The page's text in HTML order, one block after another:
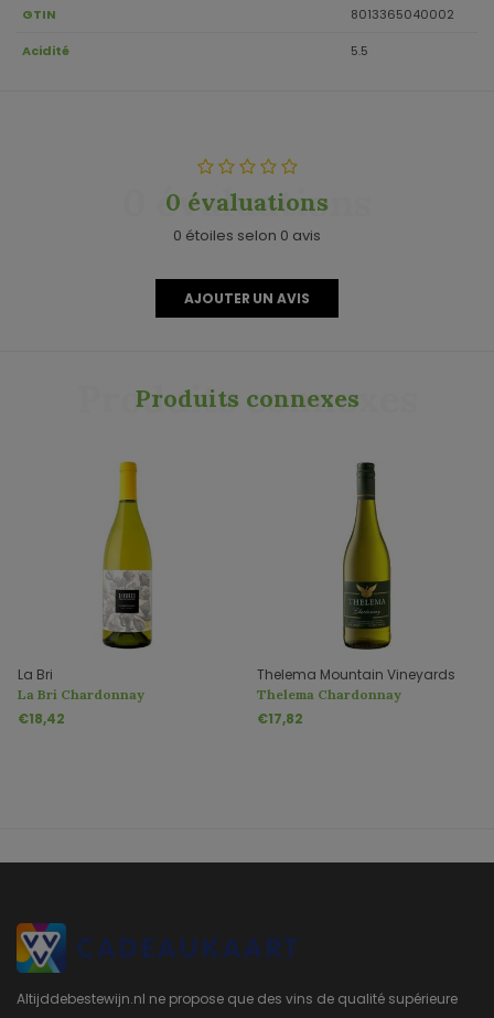
GTIN 8013365040002
Acidité 5.5
0 évaluations
0 évaluations
0 étoiles selon 0 avis
AJOUTER UN AVIS
Produits connexes
Produits connexes
La Bri
La Bri Chardonnay
€18,42
Thelema Mountain Vineyards
Thelema Chardonnay
€17,82
Altijddebestewijn.nl ne propose que des vins de qualité supérieure